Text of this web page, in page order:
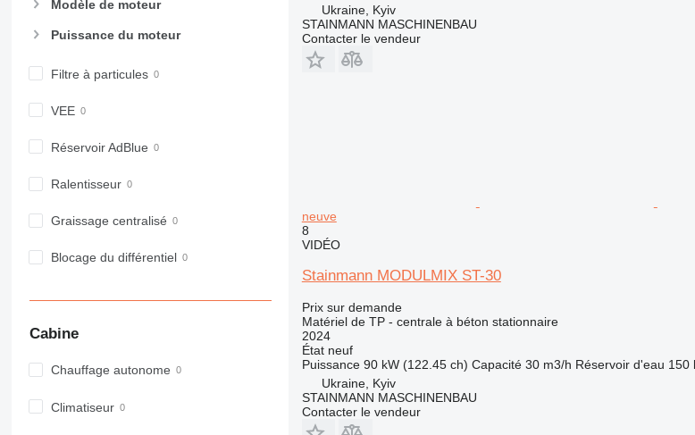
953
962
966
980
988
992
CB
D series
Modèle de moteur
Puissance du moteur
Filtre à particules
VEE
Réservoir AdBlue
Ralentisseur
Graissage centralisé
Blocage du différentiel
Cabine
Chauffage autonome
Climatiseur
Ukraine, Kyiv
STAINMANN MASCHINENBAU
Contacter le vendeur
neuve
8
VIDÉO
Stainmann MODULMIX ST-30
Prix sur demande
Matériel de TP - centrale à béton stationnaire
2024
Étatneuf
Puissance 90 kW (122.45 ch) Capacité 30 m3/h Réservoir d'eau 150 l
Ukraine, Kyiv
STAINMANN MASCHINENBAU
Contacter le vendeur